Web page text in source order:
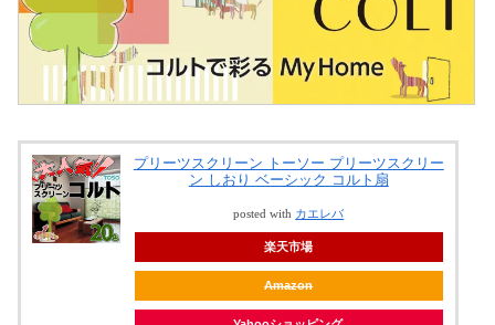
プリーツスクリーン トーソー プリーツスクリー
ン しおり ベーシック コルト扇
posted with カエレバ
楽天市場
Amazon